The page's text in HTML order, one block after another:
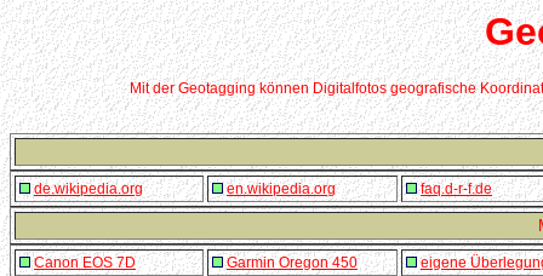
Mit der Geotagging können Digitalfotos geografische
de.wikipedia.org en.wikipedia.org faq.d-r-f.de
Canon EOS 7D Garmin Oregon 450 eigene